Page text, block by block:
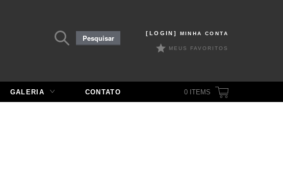
[LOGIN] MINHA CONTA
MEUS FAVORITOS
Pesquisar
por:Pesquisar
GALERIA CONTATO 0 ITEMS